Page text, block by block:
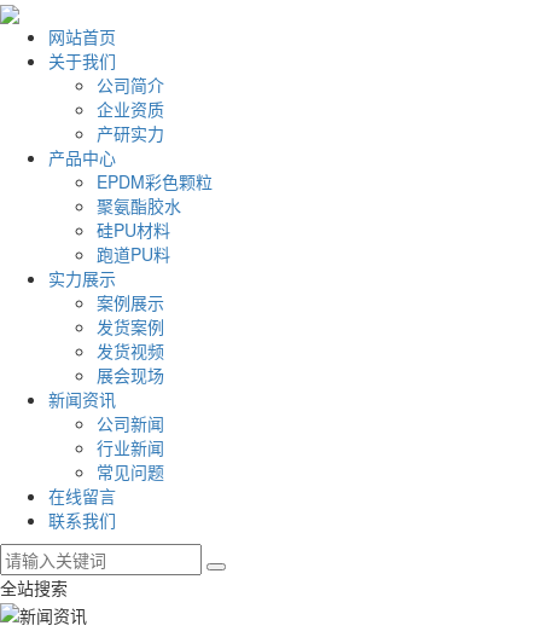
网站首页
关于我们
公司简介
企业资质
产研实力
产品中心
EPDM彩色颗粒
聚氨酯胶水
硅PU材料
跑道PU料
实力展示
案例展示
发货案例
发货视频
展会现场
新闻资讯
公司新闻
行业新闻
常见问题
在线留言
联系我们
全站搜索